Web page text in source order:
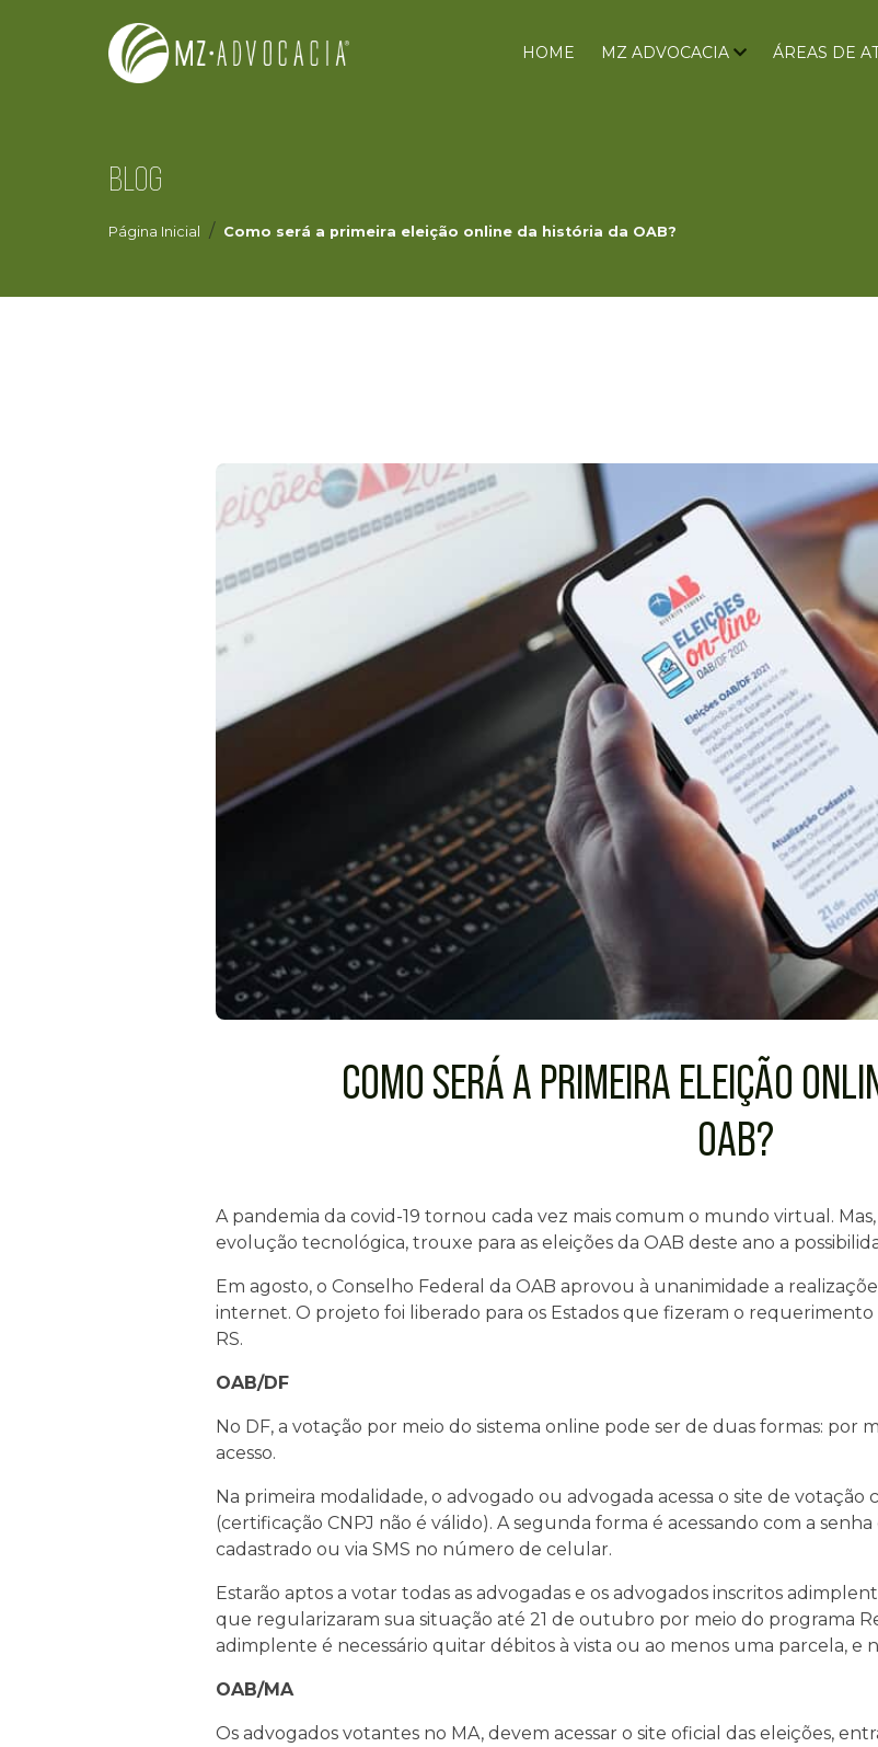
HOME MZ ADVOCACIA ÁREAS DE
BLOG
Página Inicial Como será a primeira eleição online da história da OAB?
COMO SERÁ A PRIMEIRA ELEIÇÃO
OAB?
A pandemia da covid-19 tornou cada vez mais comum o mundo virtual.
evolução tecnológica, trouxe para as eleições da OAB deste ano a
Em agosto, o Conselho Federal da OAB aprovou à unanimidade a
internet. O projeto foi liberado para os Estados que fizeram o requerimento
RS.
OAB/DF
No DF, a votação por meio do sistema online pode ser de duas formas: por
acesso.
Na primeira modalidade, o advogado ou advogada acessa o site de votação
(certificação CNPJ não é válido). A segunda forma é acessando com a
cadastrado ou via SMS no número de celular.
Estarão aptos a votar todas as advogadas e os advogados inscritos
que regularizaram sua situação até 21 de outubro por meio do programa
adimplente é necessário quitar débitos à vista ou ao menos uma parcela, e
OAB/MA
Os advogados votantes no MA, devem acessar o site oficial das eleições,